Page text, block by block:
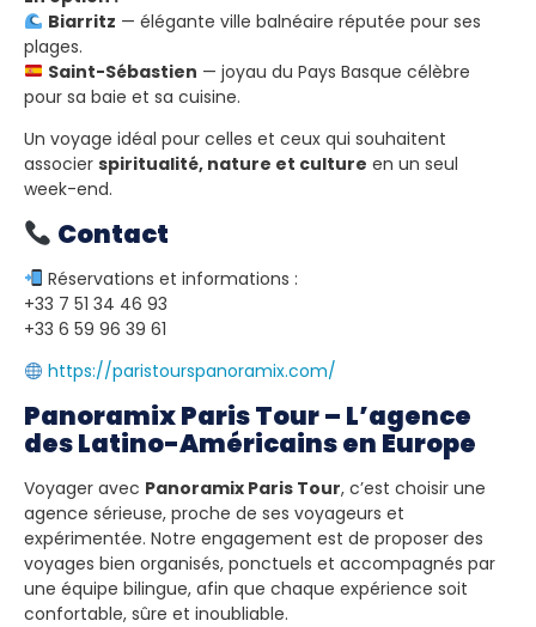
Biarritz — élégante ville balnéaire réputée pour ses
plages.
Saint-Sébastien — joyau du Pays Basque célèbre
pour sa baie et sa cuisine.
Un voyage idéal pour celles et ceux qui souhaitent
associer spiritualité, nature et culture en un seul
week-end.
Contact
Réservations et informations :
+33 7 51 34 46 93
+33 6 59 96 39 61
https://paristourspanoramix.com/
Panoramix Paris Tour – L’agence
des Latino-Américains en Europe
Voyager avec Panoramix Paris Tour, c’est choisir une
agence sérieuse, proche de ses voyageurs et
expérimentée. Notre engagement est de proposer des
voyages bien organisés, ponctuels et accompagnés par
une équipe bilingue, afin que chaque expérience soit
confortable, sûre et inoubliable.